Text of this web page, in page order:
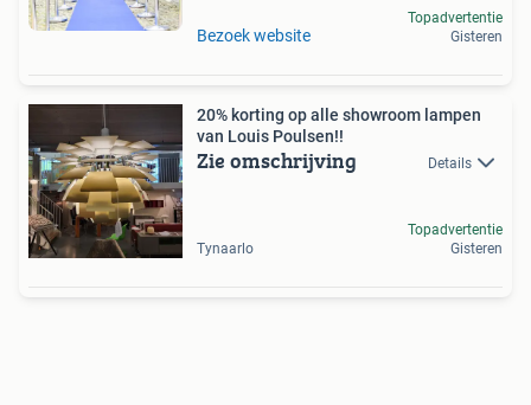
Bezoek website
Topadvertentie
Gisteren
20% korting op alle showroom lampen
van Louis Poulsen!!
Zie omschrijving Details
Tynaarlo
Topadvertentie
Gisteren